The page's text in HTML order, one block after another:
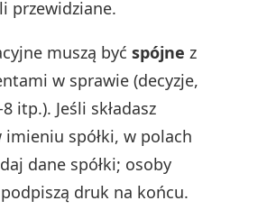
przewidziane.
muszą byćspójne z
w sprawie (decyzje,
itp.). Jeśli składasz
imieniu spółki, w polach
dane spółki; osoby
druk na końcu.